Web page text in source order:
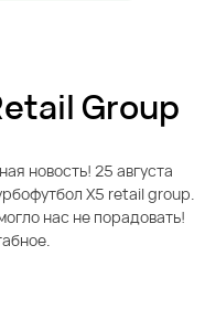
Group
новость! 25 августа
X5 retail group.
нас не порадовать!